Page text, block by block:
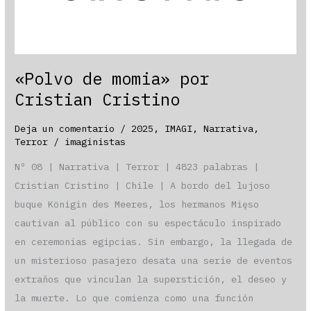
«Polvo de momia» por
Cristian Cristino
Deja un comentario / 2025 , IMAGI,Narrativa ,
Terror / imaginistas
Nº 08 | Narrativa | Terror | 4823 palabras |
Cristian Cristino | Chile | A bordo del lujoso
buque Königin des Meeres, los hermanos Mięso
cautivan al público con su espectáculo inspirado
en ceremonias egipcias. Sin embargo, la llegada de
un misterioso pasajero desata una serie de eventos
extraños que vinculan la superstición, el deseo y
la muerte. Lo que comienza como una función